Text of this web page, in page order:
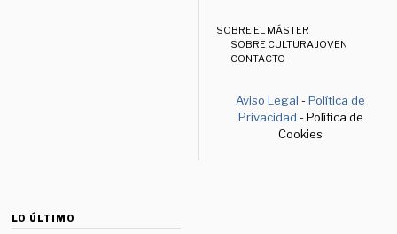
SOBRE EL MÁSTER
SOBRE CULTURA JOVEN
CONTACTO
Aviso Legal -Política de
Privacidad - Política de
Cookies
LO ÚLTIMO